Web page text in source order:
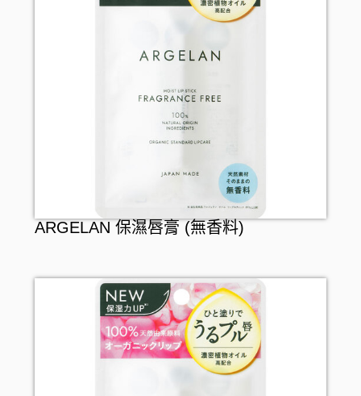
ARGELAN 保濕唇膏 (無香料)